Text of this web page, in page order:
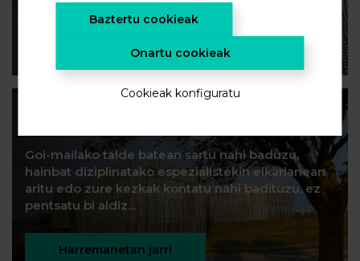
HARPIDETU ZAITEZ!
Goi-mailako talde batean sartu nahi baduzu,
hainbat diziplinatako espezialistekin elkarlanean
aritu edo zure kezkak kontatu nahi badituzu, ez
pentsatu bi aldiz...
Harremanetan jarri
Baztertu cookieak
Onartu cookieak
Cookieak konfiguratu